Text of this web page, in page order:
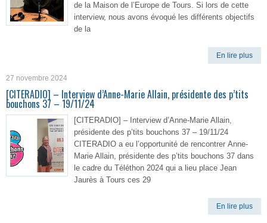
de la Maison de l’Europe de Tours. Si lors de cette
interview, nous avons évoqué les différents objectifs
de la
En lire plus
27 novembre 2024
[CITERADIO] – Interview d’Anne-Marie Allain, présidente des p’tits
bouchons 37 – 19/11/24
[CITERADIO] – Interview d’Anne-Marie Allain,
présidente des p’tits bouchons 37 – 19/11/24
CITERADIO a eu l’opportunité de rencontrer Anne-
Marie Allain, présidente des p’tits bouchons 37 dans
le cadre du Téléthon 2024 qui a lieu place Jean
Jaurès à Tours ces 29
En lire plus